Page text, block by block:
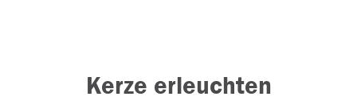
Kerze erleuchten